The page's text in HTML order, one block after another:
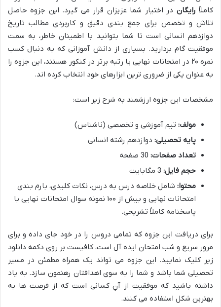
کاملاً رایگان در اختیار شما عزیزان قرار می گیرد. این جزوه حاصل
تلاش و تخصص برای جمع بندی دقیق و کاربردی مطالب تاریخ
دوازدهم انسانی است تا شما بتوانید با اطمینان خاطر، به سمت
موفقیت گام بردارید. بسیاری از دانش آموزانی که به دنبال کسب
نمره ۲۰ در امتحانات نهایی یا رتبه برتر در کنکور هستند، این جزوه را
به عنوان یکی از ضروری ترین ابزارهای خود انتخاب کرده اند.
مشخصات این جزوه ارزشمند به شرح زیر است:
مولف: تیم آموزشی و تخصصی (ناشناس)
پایه تحصیلی: دوازدهم رشته انسانی
تعداد صفحات:
حجم فایل:
محتوا: شامل خلاصه درس به درس، نکات کلیدی، بارم بندی
امتحانات نهایی و بیش از ۱۰۰ نمونه سوال امتحانات نهایی با
پاسخنامه کاملاً تشریحی.
برای دریافت این جزوه که تمامی دروس را در خود جای داده و برای
مرور سریع و شب امتحان ایده آل است، کافیست بر روی دکمه دانلود
زیر کلیک نمایید. این جزوه می تواند یک همراه مطمئن در مسیر
تحصیلی شما باشد و شما را به سوی اهدافتان رهنمون سازد. به یاد
داشته باشید که موفقیت از آنِ کسانی است که از فرصت ها به
بهترین شکل استفاده می کنند.